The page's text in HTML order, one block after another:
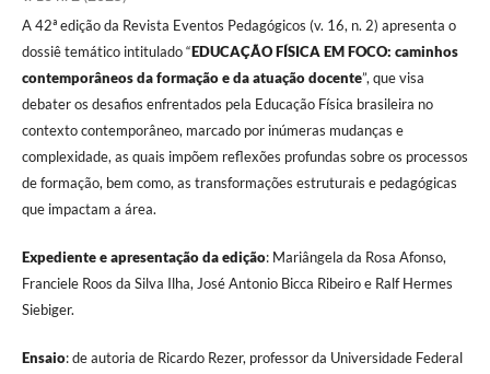
A 42ª edição da Revista Eventos Pedagógicos (v. 16, n. 2) apresenta o
dossiê temático intitulado “EDUCAÇÃO FÍSICA EM FOCO: caminhos
contemporâneos da formação e da atuação docente”, que visa
debater os desafios enfrentados pela Educação Física brasileira no
contexto contemporâneo, marcado por inúmeras mudanças e
complexidade, as quais impõem reflexões profundas sobre os processos
de formação, bem como, as transformações estruturais e pedagógicas
que impactam a área.
Expediente e apresentação da edição: Mariângela da Rosa Afonso,
Franciele Roos da Silva Ilha, José Antonio Bicca Ribeiro e Ralf Hermes
Siebiger.
Ensaio: de autoria de Ricardo Rezer, professor da Universidade Federal